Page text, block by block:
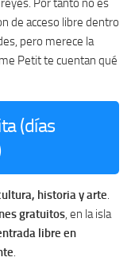
de acceso libre dentro
pero merece la
Petit te cuentan qué
(días
historia y arte
gratuitos , en la isla
libre en